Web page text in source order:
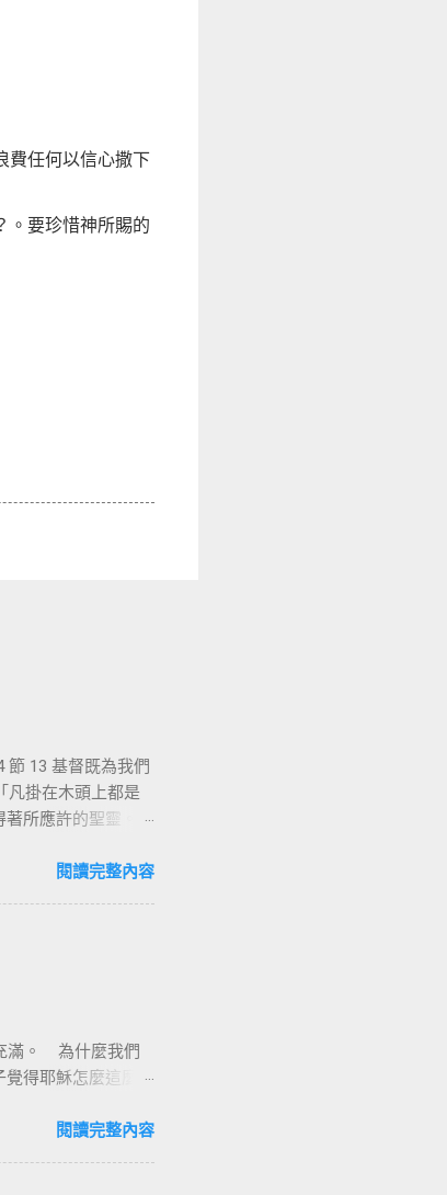
費任何以信心撒下
。 要珍惜神所賜的
13 基督既為我們
凡掛在木頭上都是
所應許的聖靈。
除了耶穌基督並祂釘
的人，舊事已過，
；二是把舊的全
起耶穌基督給我
十字架上捨身流
讓我們罪得赦免。
誡命，耶和華的祝福
犯了罪 ， 虧缺主
法的咒詛 ( 貧窮 、
閱讀完整內容
牧師
滿。 為什麼我們
得耶穌怎麼這麼厲
名，叫你起來行
我們內心的狀況和
閱讀完整內容